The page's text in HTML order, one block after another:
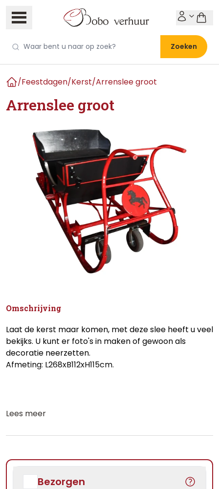
Zoeken
/Feestdagen/Kerst/Arrenslee groot
Arrenslee groot
Omschrijving
Laat de kerst maar komen, met deze slee heeft u veel
bekijks. U kunt er foto's in maken of gewoon als
decoratie neerzetten.
Afmeting: L268xB112xH115cm.
Lees meer
Bezorgen